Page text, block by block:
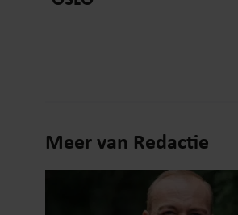
Meer van Redactie